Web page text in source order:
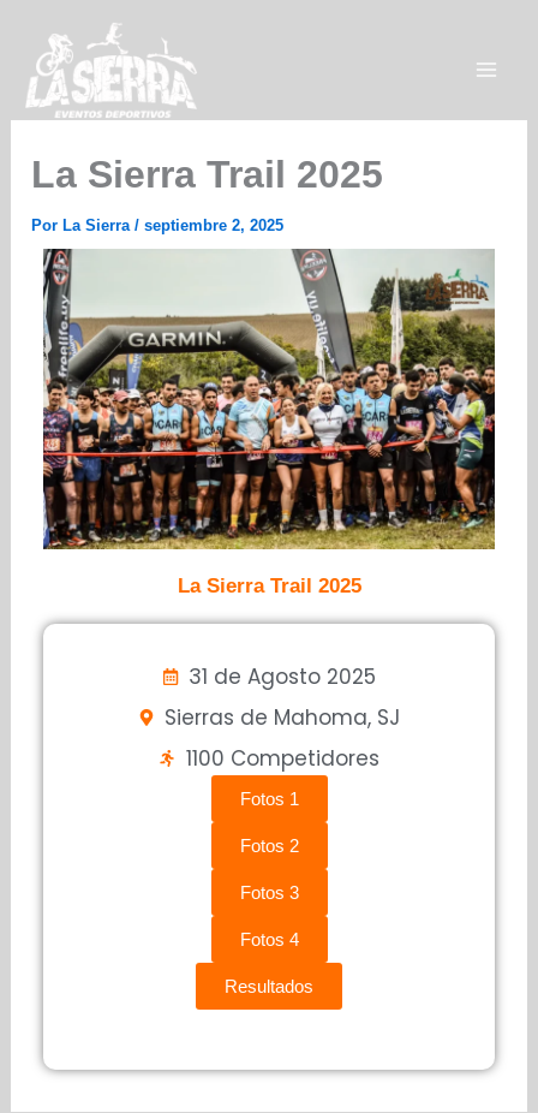
contenido
La Sierra Trail 2025
PorLa Sierra/septiembre 2, 2025
La Sierra Trail 2025
31 de Agosto 2025
Sierras de Mahoma, SJ
1100 Competidores
Fotos 1
Fotos 2
Fotos 3
Fotos 4
Resultados